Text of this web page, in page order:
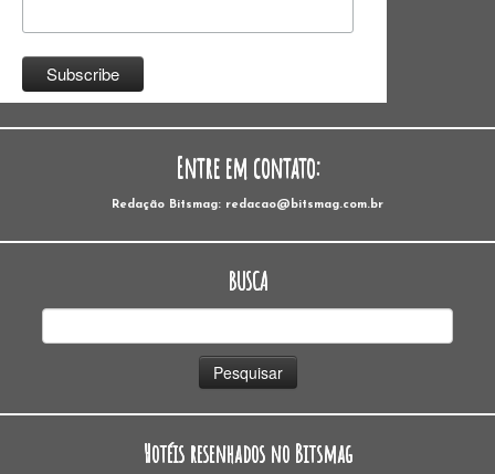
Entre em contato:
Redação Bitsmag: redacao@bitsmag.com.br
BUSCA
Hotéis resenhados no Bitsmag